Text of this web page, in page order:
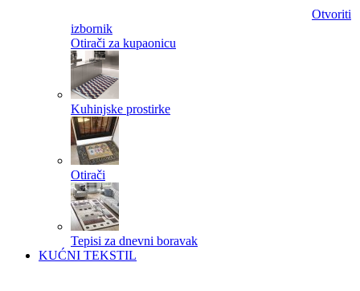
Otvoriti
izbornik
Otirači za kupaonicu
Kuhinjske prostirke
Otirači
Tepisi za dnevni boravak
KUĆNI TEKSTIL